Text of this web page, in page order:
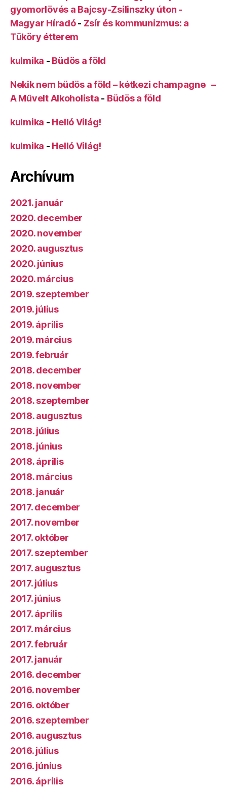
gyomorlövés a Bajcsy-Zsilinszky úton -
Magyar Híradó- Zsír és kommunizmus: a
Tüköry étterem
kulmika - Büdös a föld
Nekik nem büdös a föld – kétkezi champagne –
A Művelt Alkoholista - Büdös a föld
kulmika - Helló Világ!
kulmika - Helló Világ!
Archívum
2021. január
2020. december
2020. november
2020. augusztus
2020. június
2020. március
2019. szeptember
2019. július
2019. április
2019. március
2019. február
2018. december
2018. november
2018. szeptember
2018. augusztus
2018. július
2018. június
2018. április
2018. március
2018. január
2017. december
2017. november
2017. október
2017. szeptember
2017. augusztus
2017. július
2017. június
2017. április
2017. március
2017. február
2017. január
2016. december
2016. november
2016. október
2016. szeptember
2016. augusztus
2016. július
2016. június
2016. április